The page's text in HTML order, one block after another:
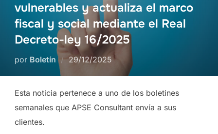
vulnerables y actualiza el marco
fiscal y social mediante el Real
Decreto-ley 16/2025
por Boletín
Publicado
29/12/2025
Esta noticia pertenece a uno de los boletines
semanales que APSE Consultant envía a sus
clientes.